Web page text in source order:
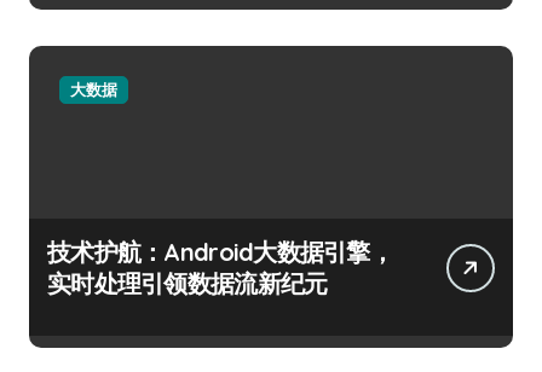
大数据
技术护航：Android大数据引擎，
实时处理引领数据流新纪元